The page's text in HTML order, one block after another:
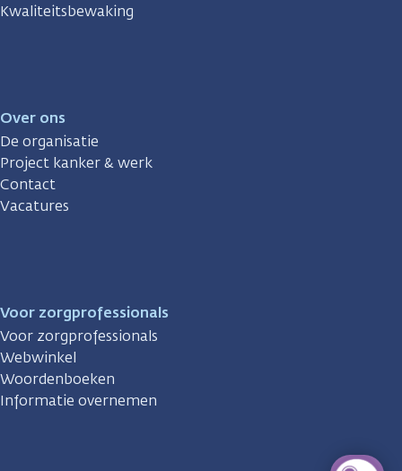
Kwaliteitsbewaking
Over ons
De organisatie
Project kanker & werk
Contact
Vacatures
Voor zorgprofessionals
Voor zorgprofessionals
Webwinkel
Woordenboeken
Informatie overnemen